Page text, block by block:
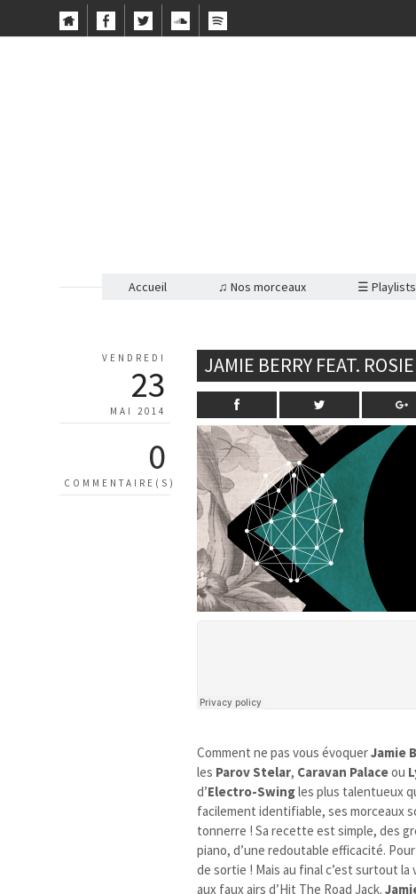
Accueil ♫ Nos morceaux ☰
VENDREDI
23
MAI 2014
0
COMMENTAIRE(S)
JAMIE BERRY FEAT.
Comment ne pas vous évoquerJamie
les Parov Stelar, Caravan Palaceou
d’Electro-Swingles plus talentueux
facilement identifiable, ses morceaux
tonnerre ! Sa recette est simple, des
piano, d’une redoutable efficacité.
de sortie ! Mais au final c’est surtout la
aux faux airs d’Hit The Road Jack.